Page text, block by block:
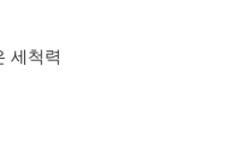
세척력